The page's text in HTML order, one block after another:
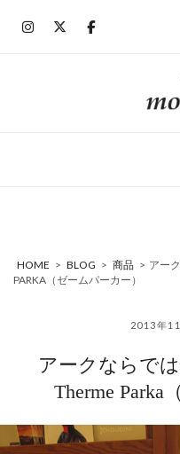
HOME > BLOG > 商品 > アー
PARKA（ゼームパーカー）
2013年
アークならで
Therme Parka